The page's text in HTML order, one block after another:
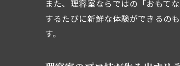
また、理容室ならではの「おもて
するたびに新鮮な体験ができるの
す。